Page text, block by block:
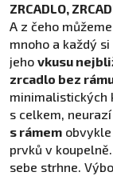
ZRCADLO,
A z čeho
mnoho a každý
jeho vkusu
zrcadlo bez
minimalistických
s celkem,
s rámem
prvků v
sebe strhne.